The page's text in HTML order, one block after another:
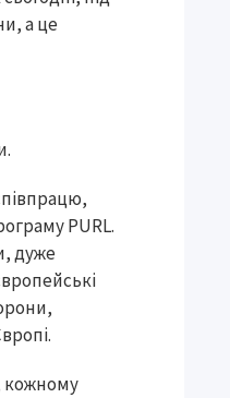
а це
PURL.
дуже
кожному